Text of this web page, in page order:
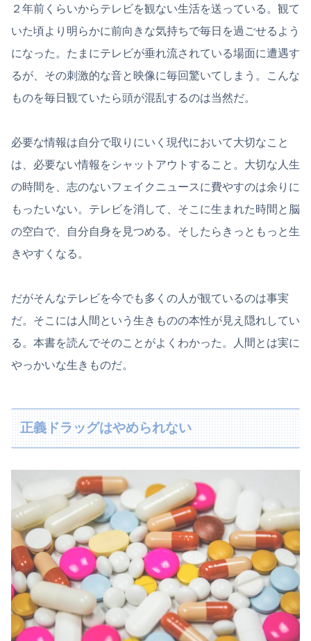
２年前くらいからテレビを観ない生活を送っている。観て
いた頃より明らかに前向きな気持ちで毎日を過ごせるよう
になった。たまにテレビが垂れ流されている場面に遭遇す
るが、その刺激的な音と映像に毎回驚いてしまう。こんな
ものを毎日観ていたら頭が混乱するのは当然だ。
必要な情報は自分で取りにいく現代において大切なこと
は、必要ない情報をシャットアウトすること。大切な人生
の時間を、志のないフェイクニュースに費やすのは余りに
もったいない。テレビを消して、そこに生まれた時間と脳
の空白で、自分自身を見つめる。そしたらきっともっと生
きやすくなる。
だがそんなテレビを今でも多くの人が観ているのは事実
だ。そこには人間という生きものの本性が見え隠れしてい
る。本書を読んでそのことがよくわかった。人間とは実に
やっかいな生きものだ。
正義ドラッグはやめられない